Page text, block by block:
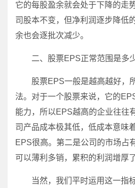
它的每股盈余就会处于下降的走
司股本不变，但净利润逐步降低
余也会逐批次减少。
二、股票EPS正常范围是多
股票EPS一般是越高越好，
法。对于一个股票来说，它的
能力，所以EPS越高的企业往往
司产品成本极其低，低成本意味
EPS很高。第二是公司的市场占
可以薄利多销，累积的利润增厚
当然，我们平时运用这一指